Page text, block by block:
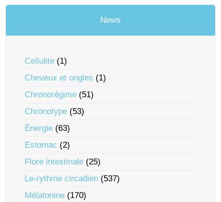
News
Cellulite (1)
Cheveux et ongles (1)
Chronorégime (51)
Chronotype (53)
Énergie (63)
Estomac (2)
Flore intestinale (25)
Le-rythme circadien (537)
Mélatonine (170)